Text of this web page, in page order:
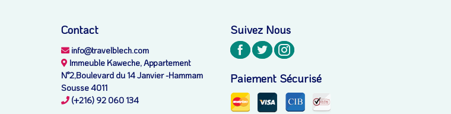
Contact
info@travelblech.com
Immeuble Kaweche, Appartement
N°2,Boulevard du 14 Janvier -Hammam
Sousse 4011
(+216) 92 060 134
Suivez Nous
Paiement Sécurisé